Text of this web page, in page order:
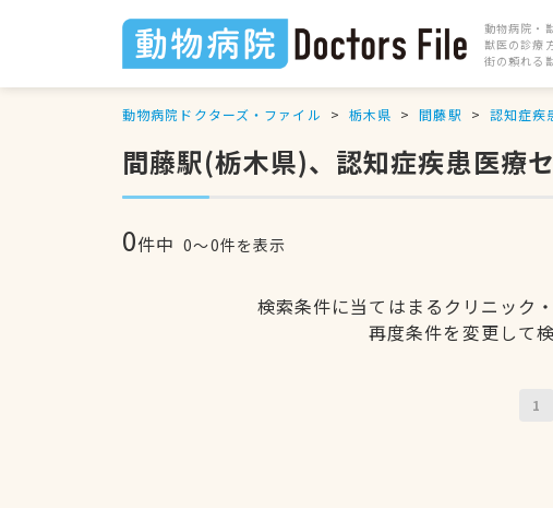
動物病院・
獣医の診療
街の頼れる
動物病院ドクターズ・ファイル 栃木県 間藤駅 認知症疾
間藤駅(栃木県)、認知症疾患医療
0件中 0〜0件を表示
検索条件に当てはまるクリニック
再度条件を変更して
1